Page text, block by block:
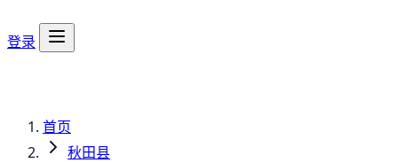
登录
首页
秋田县